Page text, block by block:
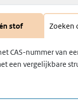
stof Zoeken
CAS-nummer van
een vergelijkbare